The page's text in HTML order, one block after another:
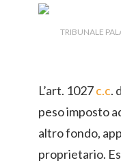
TRIBUNALE
L’art. 1027c.c.
peso imposto
altro fondo,
proprietario.